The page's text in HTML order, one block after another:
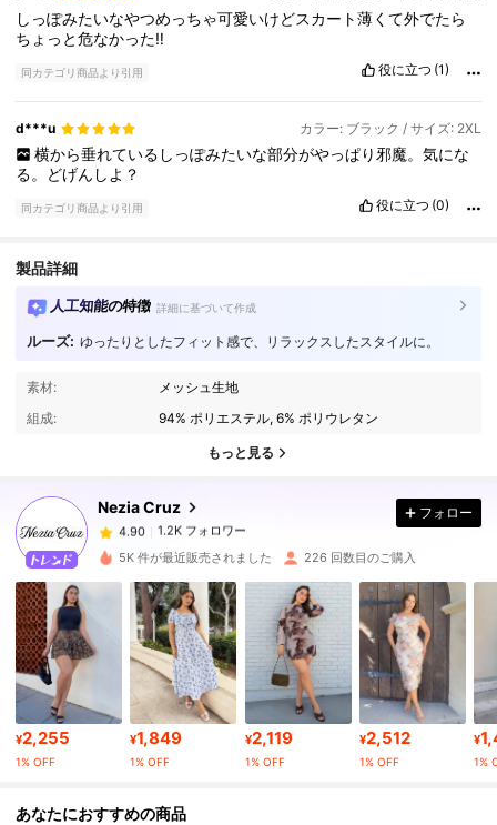
しっぽみたいなやつめっちゃ可愛いけどスカート薄くて外でたら
ちょっと危なかった‼️
同カテゴリ商品より引用 役に立つ (1)
d***u カラー: ブラック / サイズ: 2XL
横から垂れているしっぽみたいな部分がやっぱり邪魔。気にな
る。どげんしよ？
同カテゴリ商品より引用 役に立つ (0)
製品詳細
人工知能の特徴 詳細に基づいて作成
ルーズ: ゆったりとしたフィット感で、リラックスしたスタイルに。
素材:
メッシュ生地
組成:
94% ポリエステル, 6% ポリウレタン
もっと見る
Nezia Cruz
1.2K フォロワー
4.90
1.2K フォロワー
r***0
は1日前に購入しました
4.90 1.2K フォロワー
4.90 1.2K フォロワー
4.90 1.2K フォロワー
フォロー
5K 件が最近販売されました 226 回数目のご購入
¥2,255
1% OFF
¥1,849
1% OFF
¥2,119
1% OFF
¥2,512
1% OFF
¥
1%
あなたにおすすめの商品